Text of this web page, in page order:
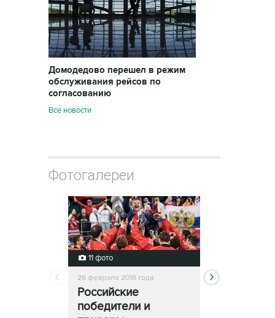
Домодедово перешел в режим
обслуживания рейсов по
согласованию
Все новости
Фотогалереи
11 фото
26 февраля 2018 года
Российские
победители и